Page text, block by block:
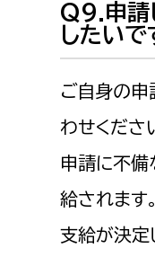
Q9.申請
したいで
ご自身の申
わせくださ
申請に不備
給されます。
支給が決定